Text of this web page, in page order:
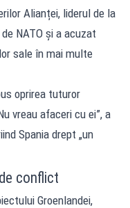
Alianței, liderul de la
NATO și a acuzat
sale în mai multe
oprirea tuturor
vreau afaceri cu ei”, a
Spania drept „un
conflict
Groenlandei,